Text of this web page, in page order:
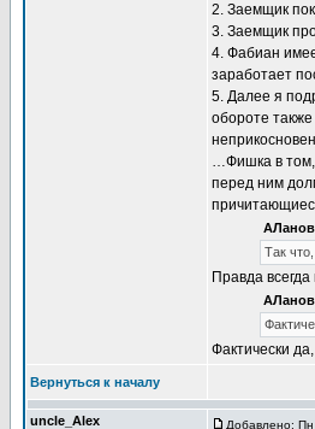
2. Заемщик
3. Заемщик
4. Фабиан
заработает
5. Далее я
обороте
…Фишка в том,
перед ним
АЛанов
Так
Правда
АЛанов
Фактически
Вернуться к началу
uncle_Alex Добавлено: